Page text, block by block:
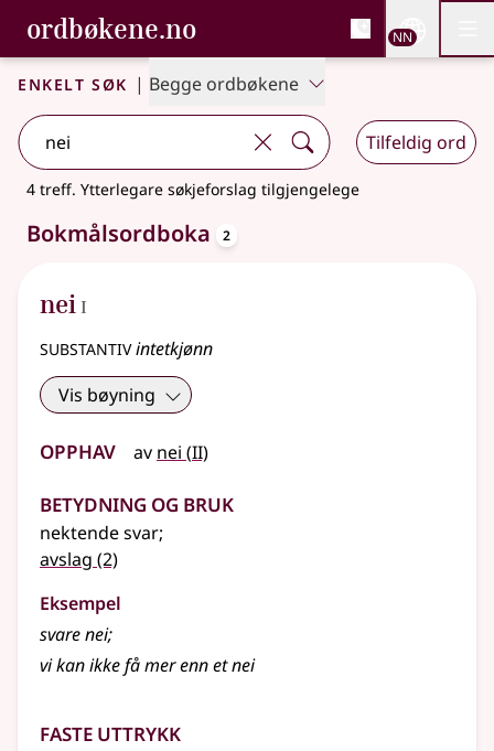
Gå til hovudinnhald
Tilgjenge
ordbøkene.no, Bokmålsordboka og
Bokmålsordboka og Nynorskordboka
NN
Enkelt søk | Begge ordbøkene
Tilfeldig ord
4 treff. Ytterlegare søkjeforslag tilgjengelege
Bokmålsordboka 2
nei 1
I
substantivintetkjønn
Vis bøyning
Opphav av nei (2
II)
Betydning og bruk
nektende svar;
avslag (2)
Eksempel
svarenei;
vi kan ikke få mer enn etnei
Faste uttrykk